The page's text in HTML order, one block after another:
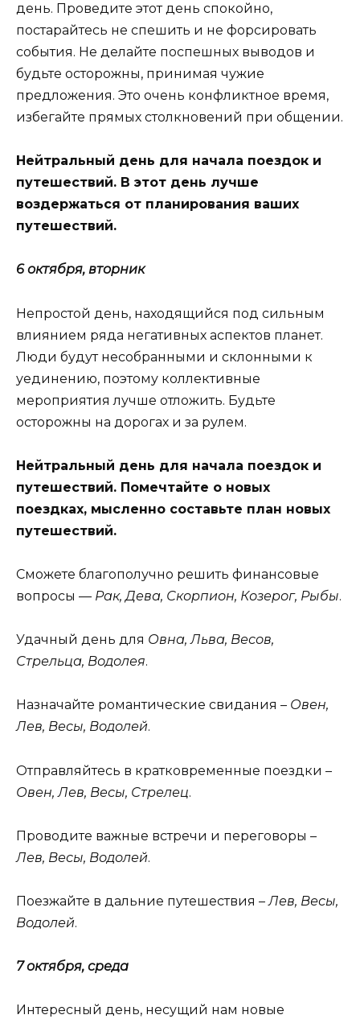
день. Проведите этот день спокойно,
постарайтесь не спешить и не форсировать
события. Не делайте поспешных выводов и
будьте осторожны, принимая чужие
предложения. Это очень конфликтное время,
избегайте прямых столкновений при общении.
Нейтральный день для начала поездок и
путешествий. В этот день лучше
воздержаться от планирования ваших
путешествий.
6 октября, вторник
Непростой день, находящийся под сильным
влиянием ряда негативных аспектов планет.
Люди будут несобранными и склонными к
уединению, поэтому коллективные
мероприятия лучше отложить. Будьте
осторожны на дорогах и за рулем.
Нейтральный день для начала поездок и
путешествий. Помечтайте о новых
поездках, мысленно составьте план новых
путешествий.
Сможете благополучно решить финансовые
вопросы — Рак, Дева, Скорпион, Козерог, Рыбы.
Удачный день для Овна, Льва, Весов,
Стрельца, Водолея.
Назначайте романтические свидания – Овен,
Лев, Весы, Водолей.
Отправляйтесь в кратковременные поездки –
Овен, Лев, Весы, Стрелец.
Проводите важные встречи и переговоры –
Лев, Весы, Водолей.
Поезжайте в дальние путешествия –Лев, Весы,
Водолей.
7 октября, среда
Интересный день, несущий нам новые